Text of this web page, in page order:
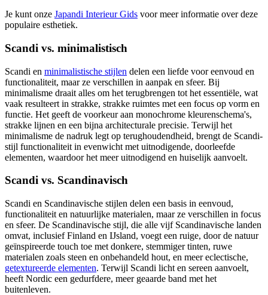
Je kunt onze Japandi Interieur Gids voor meer informatie over deze
populaire esthetiek.
Scandi vs. minimalistisch
Scandi en minimalistische stijlen delen een liefde voor eenvoud en
functionaliteit, maar ze verschillen in aanpak en sfeer. Bij
minimalisme draait alles om het terugbrengen tot het essentiële, wat
vaak resulteert in strakke, strakke ruimtes met een focus op vorm en
functie. Het geeft de voorkeur aan monochrome kleurenschema's,
strakke lijnen en een bijna architecturale precisie. Terwijl het
minimalisme de nadruk legt op terughoudendheid, brengt de Scandi-
stijl functionaliteit in evenwicht met uitnodigende, doorleefde
elementen, waardoor het meer uitnodigend en huiselijk aanvoelt.
Scandi vs. Scandinavisch
Scandi en Scandinavische stijlen delen een basis in eenvoud,
functionaliteit en natuurlijke materialen, maar ze verschillen in focus
en sfeer. De Scandinavische stijl, die alle vijf Scandinavische landen
omvat, inclusief Finland en IJsland, voegt een ruige, door de natuur
geïnspireerde touch toe met donkere, stemmiger tinten, ruwe
materialen zoals steen en onbehandeld hout, en meer eclectische,
getextureerde elementen. Terwijl Scandi licht en sereen aanvoelt,
heeft Nordic een gedurfdere, meer geaarde band met het
buitenleven.